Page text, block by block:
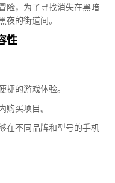
险，为了寻找消失在黑暗
的街道间。
性
的游戏体验。
买项目。
在不同品牌和型号的手机